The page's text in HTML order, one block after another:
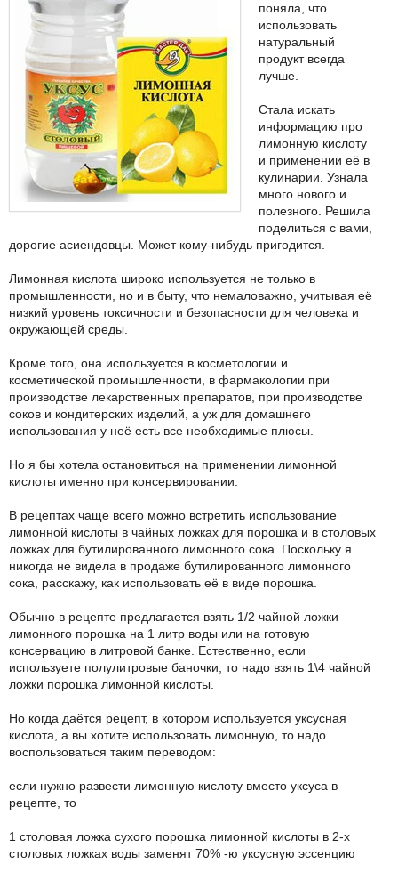
поняла, что
использовать
натуральный
продукт всегда
лучше.
Стала искать
информацию про
лимонную кислоту
и применении её в
кулинарии. Узнала
много нового и
полезного. Решила
поделиться с вами,
дорогие асиендовцы. Может кому-нибудь пригодится.
Лимонная кислота широко используется не только в
промышленности, но и в быту, что немаловажно, учитывая её
низкий уровень токсичности и безопасности для человека и
окружающей среды.
Кроме того, она используется в косметологии и
косметической промышленности, в фармакологии при
производстве лекарственных препаратов, при производстве
соков и кондитерских изделий, а уж для домашнего
использования у неё есть все необходимые плюсы.
Но я бы хотела остановиться на применении лимонной
кислоты именно при консервировании.
В рецептах чаще всего можно встретить использование
лимонной кислоты в чайных ложках для порошка и в столовых
ложках для бутилированного лимонного сока. Поскольку я
никогда не видела в продаже бутилированного лимонного
сока, расскажу, как использовать её в виде порошка.
Обычно в рецепте предлагается взять 1/2 чайной ложки
лимонного порошка на 1 литр воды или на готовую
консервацию в литровой банке. Естественно, если
используете полулитровые баночки, то надо взять 1\4 чайной
ложки порошка лимонной кислоты.
Но когда даётся рецепт, в котором используется уксусная
кислота, а вы хотите использовать лимонную, то надо
воспользоваться таким переводом:
если нужно развести лимонную кислоту вместо уксуса в
рецепте, то
1 столовая ложка сухого порошка лимонной кислоты в 2-х
столовых ложках воды заменят 70% -ю уксусную эссенцию